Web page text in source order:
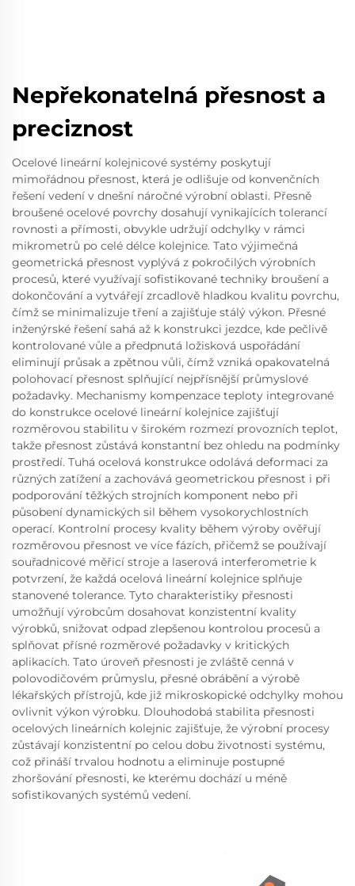
Nepřekonatelná přesnost a
preciznost
Ocelové lineární kolejnicové systémy poskytují
mimořádnou přesnost, která je odlišuje od konvenčních
řešení vedení v dnešní náročné výrobní oblasti. Přesně
broušené ocelové povrchy dosahují vynikajících tolerancí
rovnosti a přímosti, obvykle udržují odchylky v rámci
mikrometrů po celé délce kolejnice. Tato výjimečná
geometrická přesnost vyplývá z pokročilých výrobních
procesů, které využívají sofistikované techniky broušení a
dokončování a vytvářejí zrcadlově hladkou kvalitu povrchu,
čímž se minimalizuje tření a zajišťuje stálý výkon. Přesné
inženýrské řešení sahá až k konstrukci jezdce, kde pečlivě
kontrolované vůle a předpnutá ložisková uspořádání
eliminují průsak a zpětnou vůli, čímž vzniká opakovatelná
polohovací přesnost splňující nejpřísnější průmyslové
požadavky. Mechanismy kompenzace teploty integrované
do konstrukce ocelové lineární kolejnice zajišťují
rozměrovou stabilitu v širokém rozmezí provozních teplot,
takže přesnost zůstává konstantní bez ohledu na podmínky
prostředí. Tuhá ocelová konstrukce odolává deformaci za
různých zatížení a zachovává geometrickou přesnost i při
podporování těžkých strojních komponent nebo při
působení dynamických sil během vysokorychlostních
operací. Kontrolní procesy kvality během výroby ověřují
rozměrovou přesnost ve více fázích, přičemž se používají
souřadnicové měřicí stroje a laserová interferometrie k
potvrzení, že každá ocelová lineární kolejnice splňuje
stanovené tolerance. Tyto charakteristiky přesnosti
umožňují výrobcům dosahovat konzistentní kvality
výrobků, snižovat odpad zlepšenou kontrolou procesů a
splňovat přísné rozměrové požadavky v kritických
aplikacích. Tato úroveň přesnosti je zvláště cenná v
polovodičovém průmyslu, přesné obrábění a výrobě
lékařských přístrojů, kde již mikroskopické odchylky mohou
ovlivnit výkon výrobku. Dlouhodobá stabilita přesnosti
ocelových lineárních kolejnic zajišťuje, že výrobní procesy
zůstávají konzistentní po celou dobu životnosti systému,
což přináší trvalou hodnotu a eliminuje postupné
zhoršování přesnosti, ke kterému dochází u méně
sofistikovaných systémů vedení.